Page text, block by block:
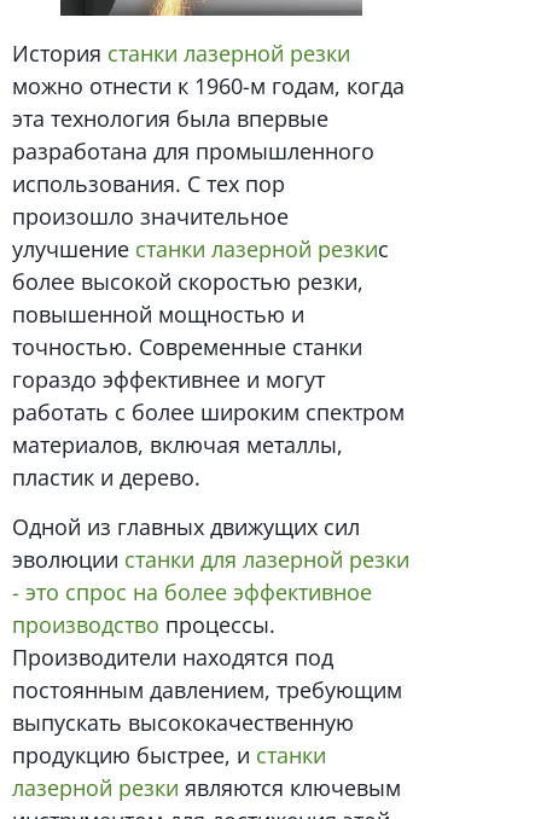
История станки лазерной резки
можно отнести к 1960-м годам, когда
эта технология была впервые
разработана для промышленного
использования. С тех пор
произошло значительное
улучшение станки лазерной резкис
более высокой скоростью резки,
повышенной мощностью и
точностью. Современные станки
гораздо эффективнее и могут
работать с более широким спектром
материалов, включая металлы,
пластик и дерево.
Одной из главных движущих сил
эволюции станки для лазерной резки
- это спрос на более эффективное
производство процессы.
Производители находятся под
постоянным давлением, требующим
выпускать высококачественную
продукцию быстрее, и станки
лазерной резки являются ключевым